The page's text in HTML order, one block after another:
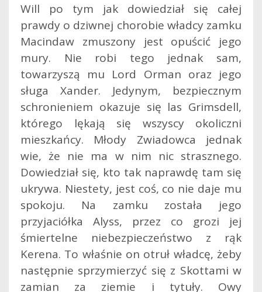
Will po tym jak dowiedział się całej
prawdy o dziwnej chorobie władcy zamku
Macindaw zmuszony jest opuścić jego
mury. Nie robi tego jednak sam,
towarzyszą mu Lord Orman oraz jego
sługa Xander. Jedynym, bezpiecznym
schronieniem okazuje się las Grimsdell,
którego lękają się wszyscy okoliczni
mieszkańcy. Młody Zwiadowca jednak
wie, że nie ma w nim nic strasznego.
Dowiedział się, kto tak naprawdę tam się
ukrywa. Niestety, jest coś, co nie daje mu
spokoju. Na zamku została jego
przyjaciółka Alyss, przez co grozi jej
śmiertelne niebezpieczeństwo z rąk
Kerena. To właśnie on otruł władcę, żeby
następnie sprzymierzyć się z Skottami w
zamian za ziemie i tytuły. Owy